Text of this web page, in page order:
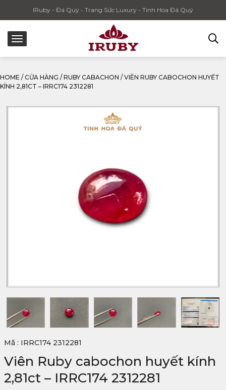
IRuby - Đá Quý - Trang Sức Luxury - Tinh Hoa Đá Quý
HOME / CỬA HÀNG / RUBY CABACHON / VIÊN RUBY CABOCHON HUYẾT
KÍNH 2,81CT – IRRC174 2312281
Mã : IRRC174 2312281
Viên Ruby cabochon huyết kính
2,81ct – IRRC174 2312281